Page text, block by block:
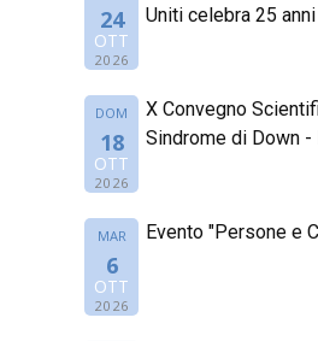
24
OTT
2026
Uniti celebra 25
DOM
18
OTT
2026
X Convegno
Sindrome di Down -
MAR
6
OTT
2026
Evento "Persone e